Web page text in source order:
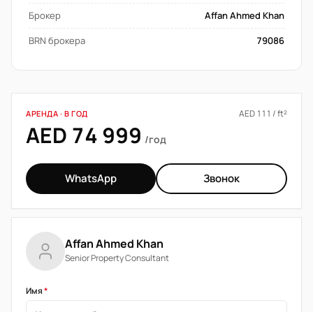
Брокер
Affan Ahmed Khan
BRN брокера
79086
АРЕНДА · В ГОД AED 111 / ft²
AED 74 999 /год
WhatsApp Звонок
Affan Ahmed Khan
Senior Property Consultant
Имя*